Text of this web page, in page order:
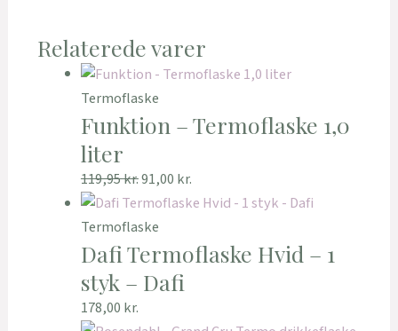
Relaterede varer
Termoflaske
Funktion – Termoflaske 1,0
liter
119,95kr.91,00 kr.
Termoflaske
Dafi Termoflaske Hvid – 1
styk – Dafi
178,00 kr.